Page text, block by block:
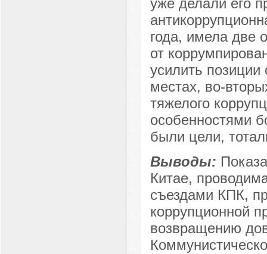
уже делали его
года, имела две
от
усилить
местах, во-
тяжелого
особенностями
были цели,
Выводы:
Китае,
съездами КПК,
коррупционной
возвращению